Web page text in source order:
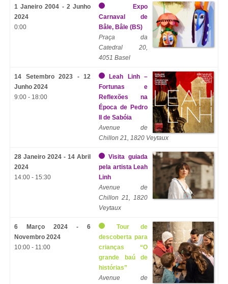
1 Janeiro 2004 - 2 Junho
2024
0:00
Expo
Carnaval de
Bâle, Bâle (BS)
Praça da
Catedral 20,
4051 Basel
14 Setembro 2023 - 12
Junho 2024
9:00 - 18:00
Leah Linh –
Fortunas e
Reflexões na
Época de Pedro
II de Sabóia
Avenue de
Chillon 21, 1820 Veytaux
28 Janeiro 2024 - 14 Abril
2024
14:00 - 15:30
Visita guiada
pela artista Leah
Linh
Avenue de
Chillon 21, 1820
Veytaux
6 Março 2024 - 6
Novembro 2024
10:00 - 11:00
Tour de
descoberta para
crianças “O
grande baú de
histórias”
Avenue de